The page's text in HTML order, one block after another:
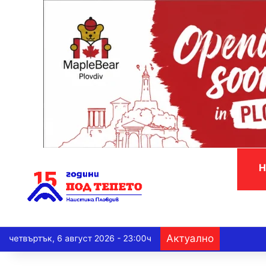
четвъртък, 6 август 2026 - 23:00ч Актуално